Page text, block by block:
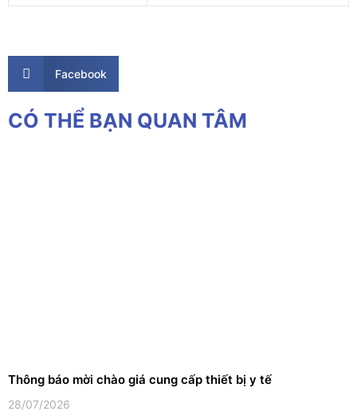
Facebook
CÓ THỂ BẠN QUAN TÂM
Thông báo mời chào giá cung cấp thiết bị y tế
28/07/2026